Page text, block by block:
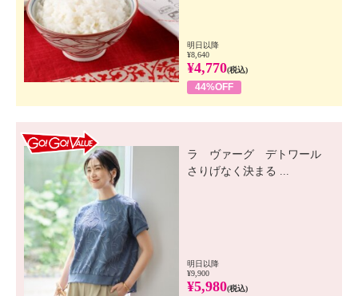
明日以降
¥8,640
¥4,770(税込)
44%OFF
ラ ヴァーグ デトワール
さりげなく決まる ...
明日以降
¥9,900
¥5,980(税込)